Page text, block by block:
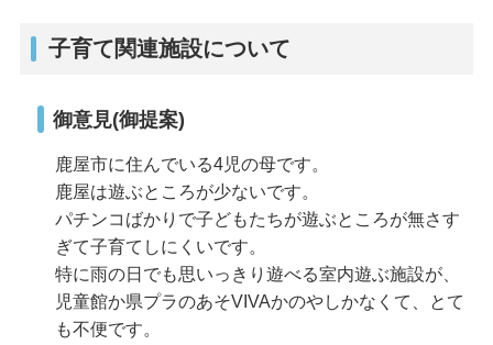
子育て関連施設について
御意見(御提案)
鹿屋市に住んでいる4児の母です。
鹿屋は遊ぶところが少ないです。
パチンコばかりで子どもたちが遊ぶところが無さす
ぎて子育てしにくいです。
特に雨の日でも思いっきり遊べる室内遊ぶ施設が、
児童館か県プラのあそVIVAかのやしかなくて、とて
も不便です。